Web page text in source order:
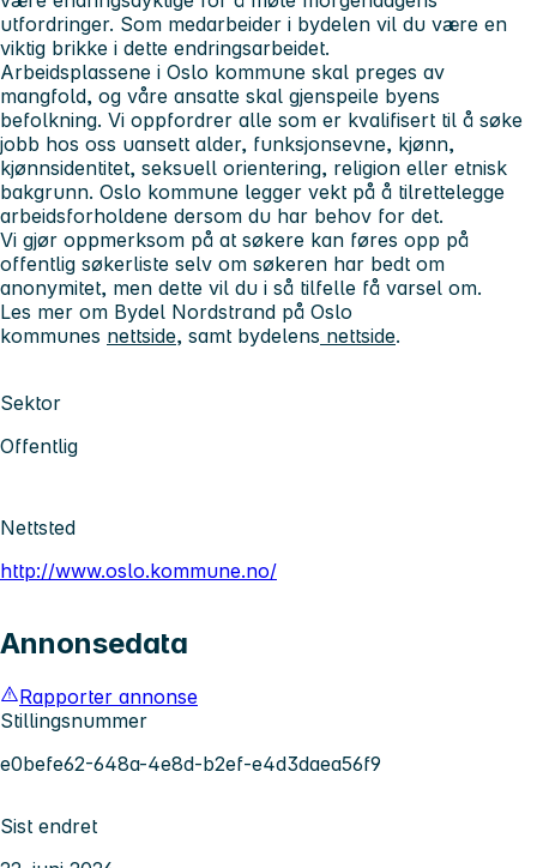
utfordringer. Som medarbeider i bydelen vil du være en
viktig brikke i dette endringsarbeidet.
Arbeidsplassene i Oslo kommune skal preges av
mangfold, og våre ansatte skal gjenspeile byens
befolkning. Vi oppfordrer alle som er kvalifisert til å søke
jobb hos oss uansett alder, funksjonsevne, kjønn,
kjønnsidentitet, seksuell orientering, religion eller etnisk
bakgrunn. Oslo kommune legger vekt på å tilrettelegge
arbeidsforholdene dersom du har behov for det.
Vi gjør oppmerksom på at søkere kan føres opp på
offentlig søkerliste selv om søkeren har bedt om
anonymitet, men dette vil du i så tilfelle få varsel om.
Les mer om Bydel Nordstrand på Oslo
kommunes nettside, samt bydelens nettside.
Sektor
Offentlig
Nettsted
http://www.oslo.kommune.no/
Annonsedata
Rapporter annonse
Stillingsnummer
e0befe62-648a-4e8d-b2ef-e4d3daea56f9
Sist endret